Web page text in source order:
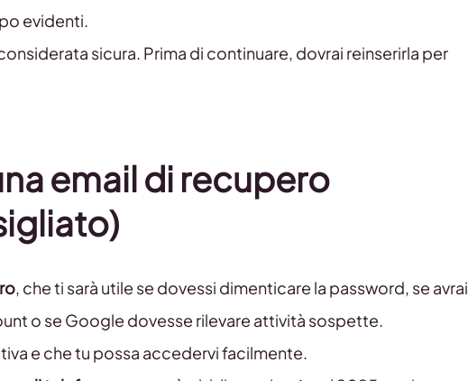
evidenti.
sicura. Prima di continuare, dovrai reinserirla per
email di recupero
, che ti sarà utile se dovessi dimenticare la password, se avrai
o se Google dovesse rilevare attività sospette.
e che tu possa accedervi facilmente.